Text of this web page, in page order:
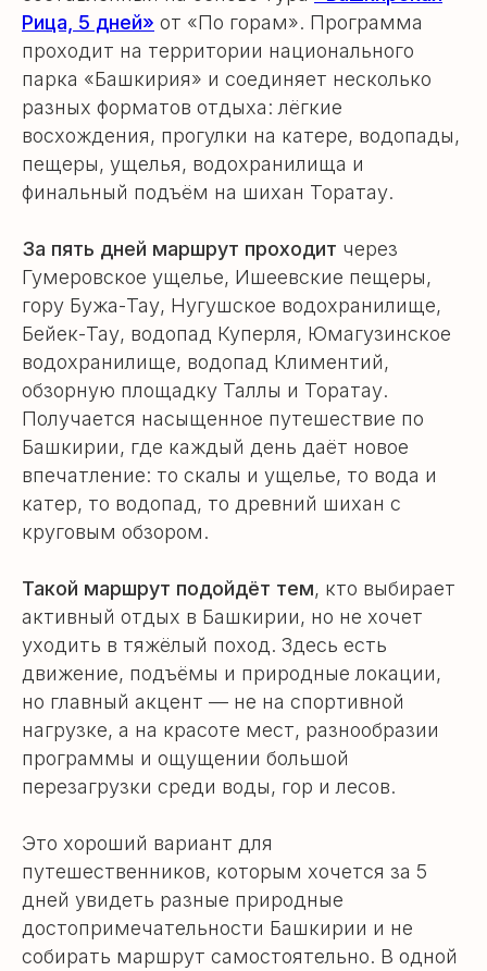
Рица, 5 дней» от «По горам». Программа
проходит на территории национального
парка «Башкирия» и соединяет несколько
разных форматов отдыха: лёгкие
восхождения, прогулки на катере, водопады,
пещеры, ущелья, водохранилища и
финальный подъём на шихан Торатау.
За пять дней маршрут проходит через
Гумеровское ущелье, Ишеевские пещеры,
гору Бужа-Тау, Нугушское водохранилище,
Бейек-Тау, водопад Куперля, Юмагузинское
водохранилище, водопад Климентий,
обзорную площадку Таллы и Торатау.
Получается насыщенное путешествие по
Башкирии, где каждый день даёт новое
впечатление: то скалы и ущелье, то вода и
катер, то водопад, то древний шихан с
круговым обзором.
Такой маршрут подойдёт тем, кто выбирает
активный отдых в Башкирии, но не хочет
уходить в тяжёлый поход. Здесь есть
движение, подъёмы и природные локации,
но главный акцент — не на спортивной
нагрузке, а на красоте мест, разнообразии
программы и ощущении большой
перезагрузки среди воды, гор и лесов.
Это хороший вариант для
путешественников, которым хочется за 5
дней увидеть разные природные
достопримечательности Башкирии и не
собирать маршрут самостоятельно. В одной